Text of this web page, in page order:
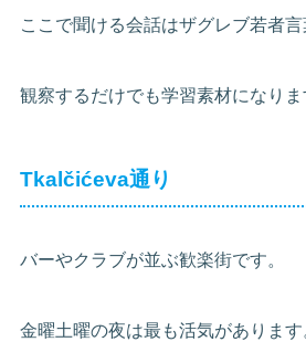
ここで聞ける会話はザグレブ若者言
観察するだけでも学習素材になりま
Tkalčićeva通り
バーやクラブが並ぶ歓楽街です。
金曜土曜の夜は最も活気があります